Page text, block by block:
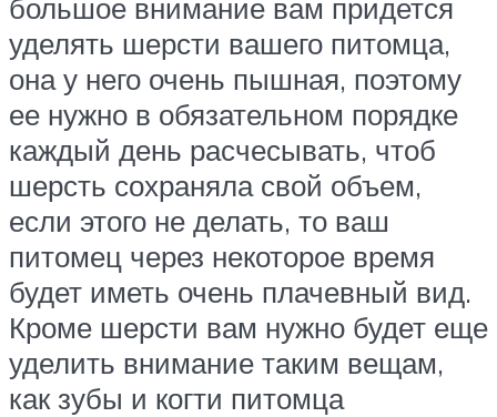
большое внимание вам придется
уделять шерсти вашего питомца,
она у него очень пышная, поэтому
ее нужно в обязательном порядке
каждый день расчесывать, чтоб
шерсть сохраняла свой объем,
если этого не делать, то ваш
питомец через некоторое время
будет иметь очень плачевный вид.
Кроме шерсти вам нужно будет еще
уделить внимание таким вещам,
как зубы и когти питомца